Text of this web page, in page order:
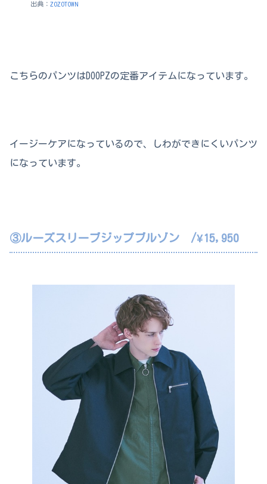
出典： ZOZOTOWN
こちらのパンツはDOOPZの定番アイテムになっています。
イージーケアになっているので、しわができにくいパンツ
になっています。
③ルーズスリーブジップブルゾン /¥15,950